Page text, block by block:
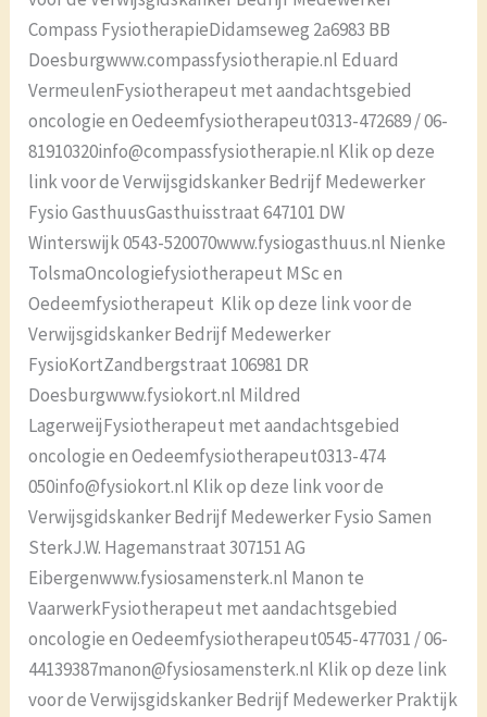
Compass FysiotherapieDidamseweg 2a6983 BB
Doesburgwww.compassfysiotherapie.nl Eduard
VermeulenFysiotherapeut met aandachtsgebied
oncologie en Oedeemfysiotherapeut0313-472689 / 06-
81910320info@compassfysiotherapie.nl Klik op deze
link voor de Verwijsgidskanker Bedrijf Medewerker
Fysio GasthuusGasthuisstraat 647101 DW
Winterswijk 0543-520070www.fysiogasthuus.nl Nienke
TolsmaOncologiefysiotherapeut MSc en
Oedeemfysiotherapeut Klik op deze link voor de
Verwijsgidskanker Bedrijf Medewerker
FysioKortZandbergstraat 106981 DR
Doesburgwww.fysiokort.nl Mildred
LagerweijFysiotherapeut met aandachtsgebied
oncologie en Oedeemfysiotherapeut0313-474
050info@fysiokort.nl Klik op deze link voor de
Verwijsgidskanker Bedrijf Medewerker Fysio Samen
SterkJ.W. Hagemanstraat 307151 AG
Eibergenwww.fysiosamensterk.nl Manon te
VaarwerkFysiotherapeut met aandachtsgebied
oncologie en Oedeemfysiotherapeut0545-477031 / 06-
44139387manon@fysiosamensterk.nl Klik op deze link
voor de Verwijsgidskanker Bedrijf Medewerker Praktijk